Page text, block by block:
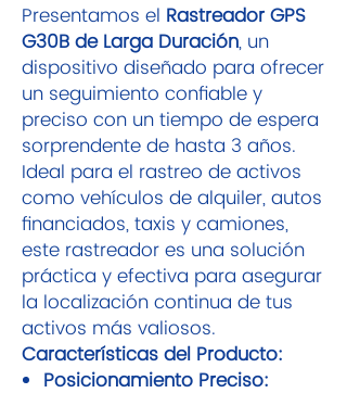
Presentamos el Rastreador GPS
G30B de Larga Duración, un
dispositivo diseñado para ofrecer
un seguimiento confiable y
preciso con un tiempo de espera
sorprendente de hasta 3 años.
Ideal para el rastreo de activos
como vehículos de alquiler, autos
financiados, taxis y camiones,
este rastreador es una solución
práctica y efectiva para asegurar
la localización continua de tus
activos más valiosos.
Características del Producto:
Posicionamiento Preciso: